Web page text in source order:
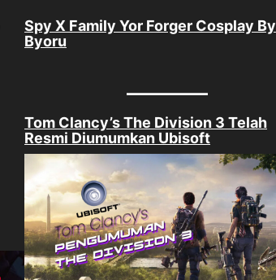
Spy X Family Yor Forger Cosplay By
Byoru
Tom Clancy’s The Division 3 Telah
Resmi Diumumkan Ubisoft